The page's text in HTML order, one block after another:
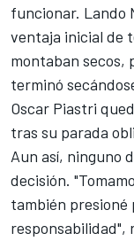
funcionar. Lando
ventaja inicial de
montaban secos,
terminó
Oscar Piastri
tras su parada
Aun así, ninguno
decisión.
también presioné
responsabilidad",